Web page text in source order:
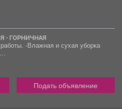
- ГОРНИЧНАЯ
-Влажная и сухая уборка
Подать объявление